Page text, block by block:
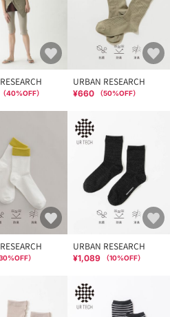
（40%OFF）
URBAN RESEARCH
¥660 （50%OFF）
%OFF）
URBAN RESEARCH
¥1,089 （10%OFF）